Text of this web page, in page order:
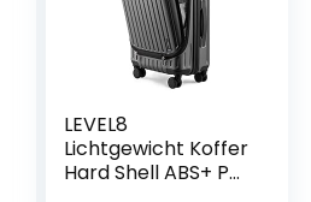
LEVEL8
Lichtgewicht Koffer
Hard Shell ABS+ PC